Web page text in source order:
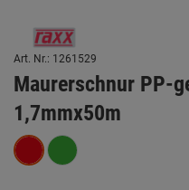
Art. Nr.: 1261529
Maurerschnur PP-
1,7mmx50m